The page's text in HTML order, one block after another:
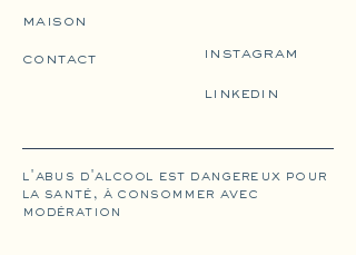
maison
contact instagram
linkedin
l'abus d'alcool est dangereux pour
la santé, à consommer avec
modération